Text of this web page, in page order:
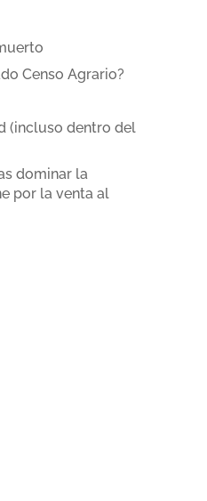
Censo Agrario?
(incluso dentro del
dominar la
por la venta al